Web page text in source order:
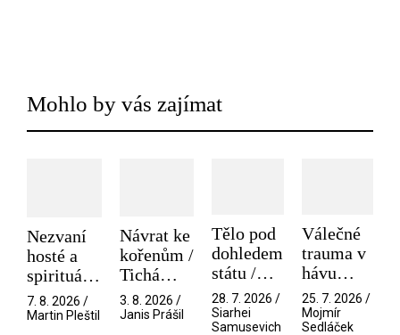
Mohlo by vás zajímat
Nezvaní
hosté a
spirituální
narušitelé
z vesmíru
7. 8. 2026 /
Martin Pleštil
Návrat ke
kořenům /
Tichá
přítelkyně
3. 8. 2026 /
Janis Prášil
Tělo pod
dohledem
státu /
Pramen
28. 7. 2026 /
Siarhei
Samusevich
Válečné
trauma v
hávu
spektáklu
/ Odyssea
25. 7. 2026 /
Mojmír
Sedláček